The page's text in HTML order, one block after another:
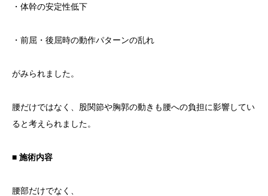
・体幹の安定性低下
・前屈・後屈時の動作パターンの乱れ
がみられました。
腰だけではなく、股関節や胸郭の動きも腰への負担に影響してい
ると考えられました。
■ 施術内容
腰部だけでなく、